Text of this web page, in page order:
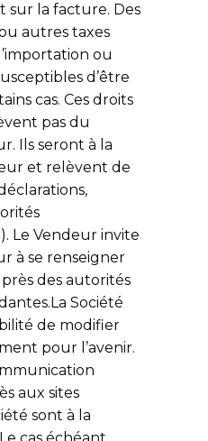
la facture. Des
autres taxes
ou
d’être
cas. Ces droits
pas du
Ils seront à la
et relèvent de
Le Vendeur invite
à se renseigner
des autorités
Société
de modifier
pour l’avenir.
aux sites
sont à la